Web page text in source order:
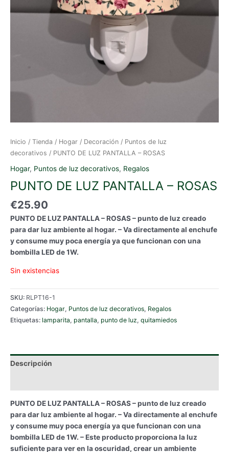
Inicio / Tienda / Hogar / Decoración / Puntos de luz
decorativos / PUNTO DE LUZ PANTALLA – ROSAS
Hogar, Puntos de luz decorativos, Regalos
PUNTO DE LUZ PANTALLA – ROSAS
€25.90
PUNTO DE LUZ PANTALLA – ROSAS – punto de luz creado
para dar luz ambiente al hogar. – Va directamente al enchufe
y consume muy poca energía ya que funcionan con una
bombilla LED de 1W.
Sin existencias
SKU: RLPT16-1
Categorías: Hogar, Puntos de luz decorativos, Regalos
Etiquetas: lamparita, pantalla, punto de luz, quitamiedos
Descripción
PUNTO DE LUZ PANTALLA – ROSAS – punto de luz creado
para dar luz ambiente al hogar. – Va directamente al enchufe
y consume muy poca energía ya que funcionan con una
bombilla LED de 1W. – Este producto proporciona la luz
suficiente para ver en la oscuridad, crear un ambiente